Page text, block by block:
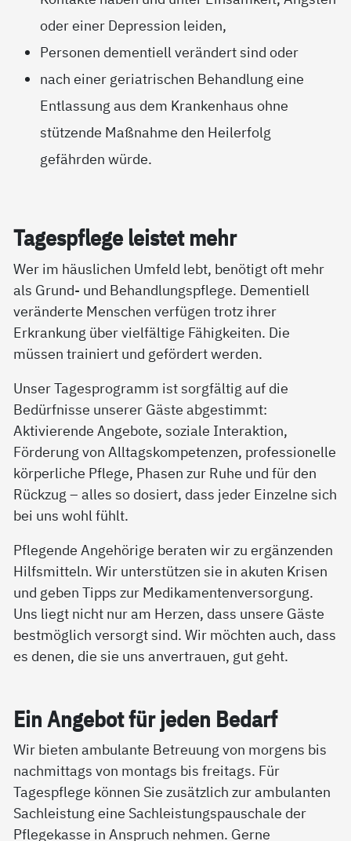
oder einer Depression leiden,
Personen dementiell verändert sind oder
nach einer geriatrischen Behandlung eine
Entlassung aus dem Krankenhaus ohne
stützende Maßnahme den Heilerfolg
gefährden würde.
Ta­gespf­le­ge leis­tet mehr
Wer im häuslichen Umfeld lebt, benötigt oft mehr
als Grund- und Behandlungspflege. Dementiell
veränderte Menschen verfügen trotz ihrer
Erkrankung über vielfältige Fähigkeiten. Die
müssen trainiert und gefördert werden.
Unser Tagesprogramm ist sorgfältig auf die
Bedürfnisse unserer Gäste abgestimmt:
Aktivierende Angebote, soziale Interaktion,
Förderung von Alltagskompetenzen, professionelle
körperliche Pflege, Phasen zur Ruhe und für den
Rückzug – alles so dosiert, dass jeder Einzelne sich
bei uns wohl fühlt.
Pflegende Angehörige beraten wir zu ergänzenden
Hilfsmitteln. Wir unterstützen sie in akuten Krisen
und geben Tipps zur Medikamentenversorgung.
Uns liegt nicht nur am Herzen, dass unsere Gäste
bestmöglich versorgt sind. Wir möchten auch, dass
es denen, die sie uns anvertrauen, gut geht.
Ein An­ge­bot für je­den Be­darf
Wir bieten ambulante Betreuung von morgens bis
nachmittags von montags bis freitags. Für
Tagespflege können Sie zusätzlich zur ambulanten
Sachleistung eine Sachleistungspauschale der
Pflegekasse in Anspruch nehmen. Gerne